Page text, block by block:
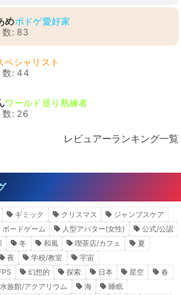
めボドゲ愛好家
数: 83
ペシャリスト
数: 44
ワールド巡り熟練者
数: 26
レビュアーランキング一覧
ギミック クリスマス
ジャンプスケア
ボードゲーム 人型アバター(女性)
公式/公認
冬 和風 喫茶店/カフェ
夏
夜 学校/教室
宇宙
幻想的 探索 日本 星空
春
水族館/アクアリウム 海
睡眠